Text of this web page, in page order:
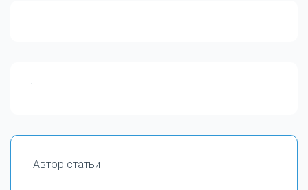
Автор статьи